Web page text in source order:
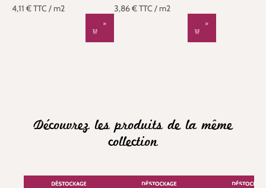
4,11 €TTC / m2 3,86 €TTC / m2
Découvrez les produits de la même
collection